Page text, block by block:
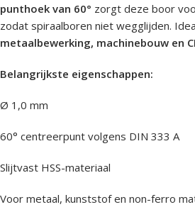
punthoek van 60° zorgt deze boor
zodat spiraalboren niet wegglijden.
metaalbewerking, machinebouw en
Belangrijkste eigenschappen:
Ø 1,0 mm
60° centreerpunt volgens DIN 333 A
Slijtvast HSS-materiaal
Voor metaal, kunststof en non-ferro